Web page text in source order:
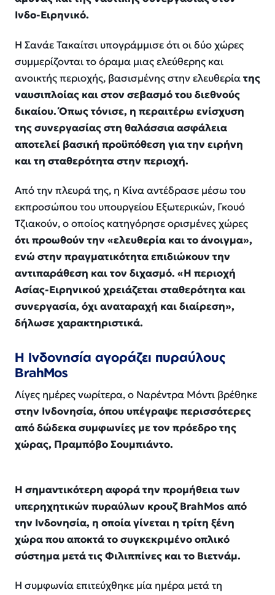
Ινδο-Ειρηνικό.
Η Σανάε Τακαίτσι υπογράμμισε ότι οι δύο χώρες
συμμερίζονται το όραμα μιας ελεύθερης και
ανοικτής περιοχής, βασισμένης στην ελευθερίατης
ναυσιπλοίας και στον σεβασμό του διεθνούς
δικαίου. Όπως τόνισε, η περαιτέρω ενίσχυση
της συνεργασίας στη θαλάσσια ασφάλεια
αποτελεί βασική προϋπόθεση για την ειρήνη
και τη σταθερότητα στην περιοχή.
Από την πλευρά της, η Κίνα αντέδρασε μέσω του
εκπροσώπου του υπουργείου Εξωτερικών, Γκουό
Τζιακούν, ο οποίος κατηγόρησε ορισμένες χώρες
ότι προωθούν την «ελευθερία και το άνοιγμα»,
ενώ στην πραγματικότητα επιδιώκουν την
αντιπαράθεση και τον διχασμό. «Η περιοχή
Ασίας-Ειρηνικού χρειάζεται σταθερότητα και
συνεργασία, όχι αναταραχή και διαίρεση»,
δήλωσε χαρακτηριστικά.
Η Ινδονησία αγοράζει πυραύλους
BrahMos
Λίγες ημέρες νωρίτερα, ο Ναρέντρα Μόντι βρέθηκε
στην Ινδονησία, όπου υπέγραψε περισσότερες
από δώδεκα συμφωνίες με τον πρόεδρο της
χώρας, Πραμπόβο Σουμπιάντο.
Η σημαντικότερη αφορά την προμήθεια των
υπερηχητικών πυραύλων κρουζ BrahMos από
την Ινδονησία, η οποία γίνεται η τρίτη ξένη
χώρα που αποκτά το συγκεκριμένο οπλικό
σύστημα μετά τις Φιλιππίνες και το Βιετνάμ.
Η συμφωνία επιτεύχθηκε μία ημέρα μετά τη